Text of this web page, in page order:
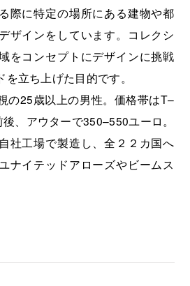
際に特定の場所にある建物や都
ザインをしています。コレクシ
をコンセプトにデザインに挑戦
立ち上げた目的です。
の25歳以上の男性。価格帯はT–
、アウターで350–550ユーロ。
社工場で製造し、全２２カ国へ
ナイテッドアローズやビームス